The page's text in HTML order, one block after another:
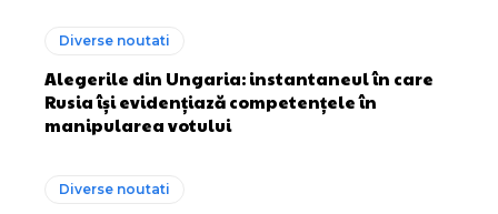
Diverse noutati
Alegerile din Ungaria: instantaneul în care
Rusia își evidențiază competențele în
manipularea votului
Diverse noutati